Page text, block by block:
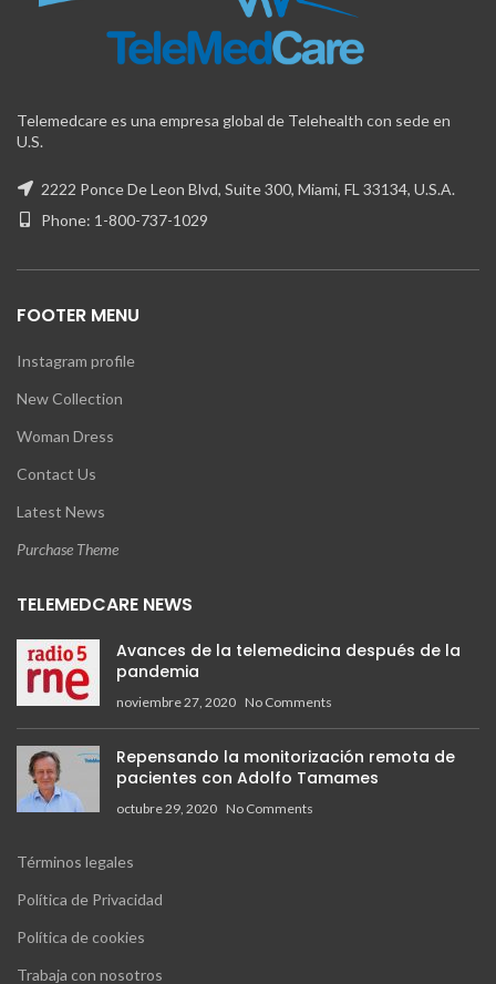
Telemedcare es una empresa global de Telehealth con sede en
U.S.
2222 Ponce De Leon Blvd, Suite 300, Miami, FL 33134, U.S.A.
Phone: 1-800-737-1029
FOOTER MENU
Instagram profile
New Collection
Woman Dress
Contact Us
Latest News
Purchase Theme
TELEMEDCARE NEWS
Avances de la telemedicina después de la
pandemia
noviembre 27, 2020 No Comments
Repensando la monitorización remota de
pacientes con Adolfo Tamames
octubre 29, 2020 No Comments
Términos legales
Política de Privacidad
Política de cookies
Trabaja con nosotros